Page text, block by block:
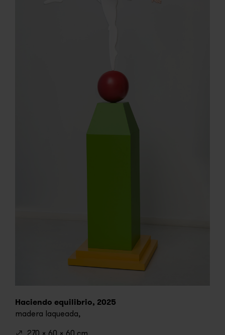
Haciendo equilibrio, 2025
madera laqueada,